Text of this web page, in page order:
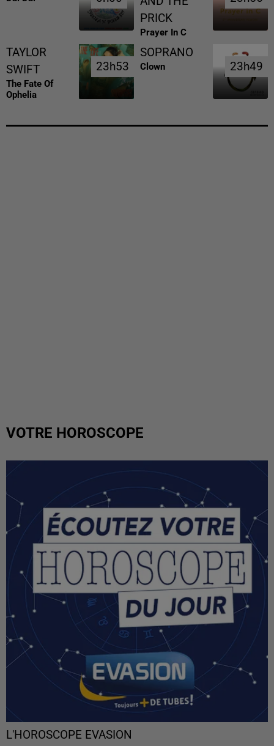
PRICK
Prayer In C
TAYLOR
SWIFT
The Fate Of
Ophelia
23h53
23h53
SOPRANO
Clown 23h49
23h49
VOTRE HOROSCOPE
L'HOROSCOPE EVASION